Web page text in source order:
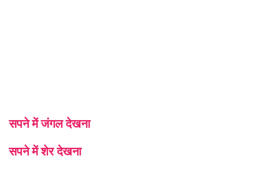
सपने में जंगल देखना
सपने में शेर देखना